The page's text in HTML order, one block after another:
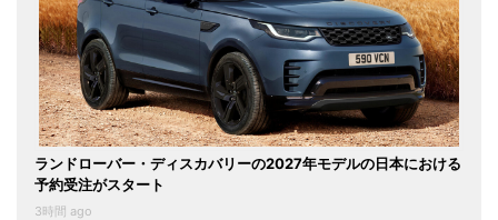
ランドローバー・ディスカバリーの2027年モデルの日本における
予約受注がスタート
3時間 ago